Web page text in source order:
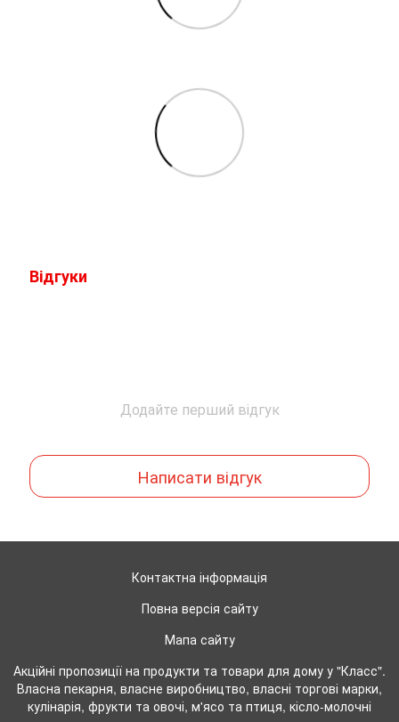
Відгуки
Додайте перший відгук
Написати відгук
Контактна інформація
Повна версія сайту
Мапа сайту
Акційні пропозиції на продукти та товари для дому у "Класс".
Власна пекарня, власне виробництво, власні торгові марки,
кулінарія, фрукти та овочі, м'ясо та птиця, кісло-молочні